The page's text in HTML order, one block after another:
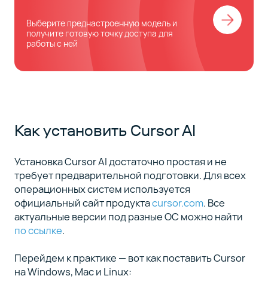
Выберите преднастроенную модель и
получите готовую точку доступа для
работы с ней
Как установить Cursor AI
Установка Cursor AI достаточно простая и не
требует предварительной подготовки. Для всех
операционных систем используется
официальный сайт продуктаcursor.com. Все
актуальные версии под разные ОС можно найти
по ссылке.
Перейдем к практике — вот как поставить Cursor
на Windows, Mac и Linux: